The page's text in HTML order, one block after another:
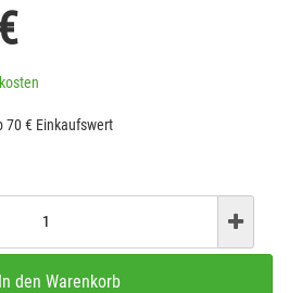
70 € Einkaufswert
In den Warenkorb